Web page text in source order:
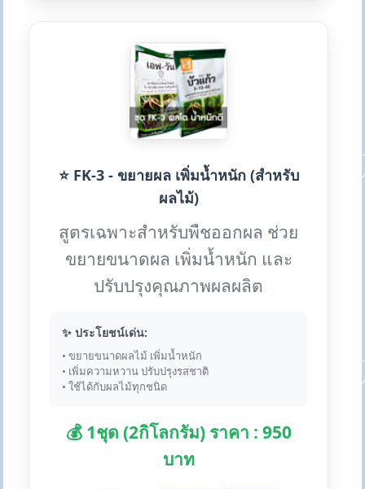
⭐ FK-3 - ขยายผล เพิ่มน้ำหนัก (สำหรับ
ผลไม้)
สูตรเฉพาะสำหรับพืชออกผล ช่วย
ขยายขนาดผล เพิ่มน้ำหนัก และ
ปรับปรุงคุณภาพผลผลิต
✨ ประโยชน์เด่น:
• ขยายขนาดผลไม้ เพิ่มน้ำหนัก
• เพิ่มความหวาน ปรับปรุงรสชาติ
• ใช้ได้กับผลไม้ทุกชนิด
💰 1ชุด (2กิโลกรัม) ราคา : 950
บาท